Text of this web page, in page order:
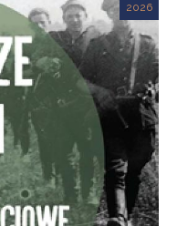
2026